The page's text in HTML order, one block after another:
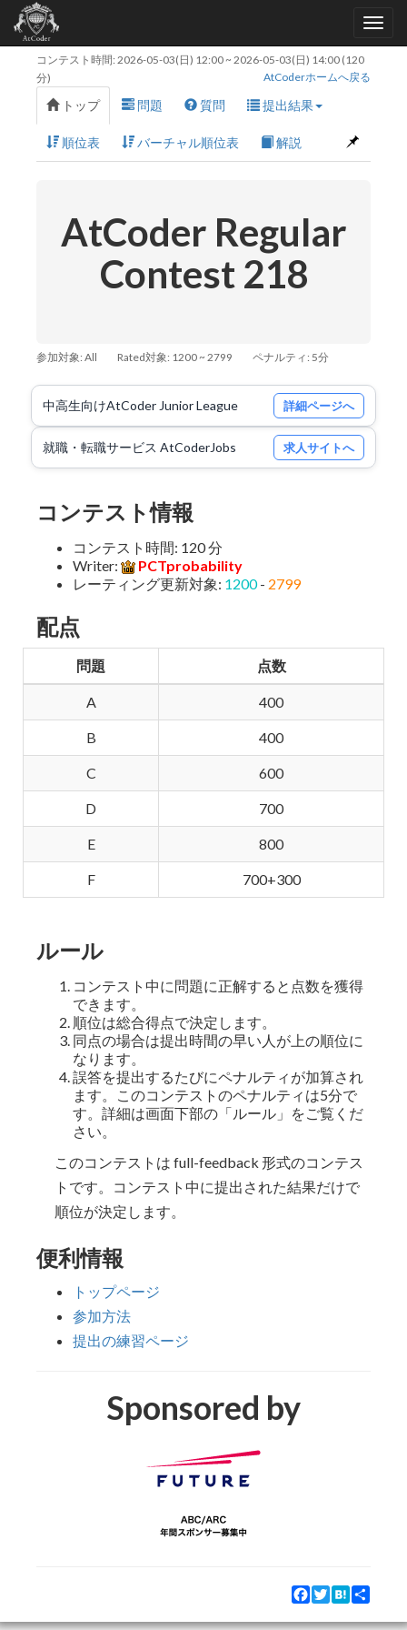
コンテスト時間: 2026-05-03(日) 12:00~ 2026-05-03(日) 14:00 (120
分)
AtCoderホームへ戻る
トップ 問題 質問 提出結果
順位表 バーチャル順位表 解説
AtCoder Regular
Contest 218
参加対象: All Rated対象: 1200 ~ 2799 ペナルティ: 5分
中高生向けAtCoder Junior League 詳細ページへ
就職・転職サービス AtCoderJobs 求人サイトへ
コンテスト情報
コンテスト時間: 120 分
Writer:
PCTprobability
レーティング更新対象: 1200- 2799
配点
問題 点数
A 400
B 400
C 600
D 700
E 800
F 700+300
ルール
コンテスト中に問題に正解すると点数を獲得
できます。
順位は総合得点で決定します。
同点の場合は提出時間の早い人が上の順位に
なります。
誤答を提出するたびにペナルティが加算され
ます。このコンテストのペナルティは5分で
す。詳細は画面下部の「ルール」をご覧くだ
さい。
このコンテストは full-feedback 形式のコンテス
トです。コンテスト中に提出された結果だけで
順位が決定します。
便利情報
トップページ
参加方法
提出の練習ページ
Sponsored by
Facebook
Twitter
Hatena